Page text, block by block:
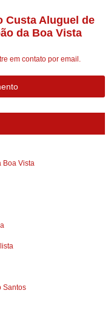
Custa Aluguel de
da Boa Vista
em contato por email.
Boa Vista
Santos